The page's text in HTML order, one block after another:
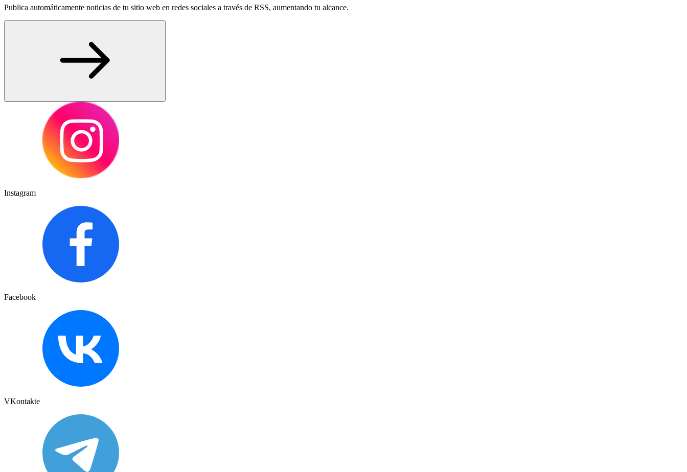
Publica automáticamente noticias de tu sitio web en redes sociales a través de RSS, aumentando tu alcance.
Instagram
Facebook
VKontakte